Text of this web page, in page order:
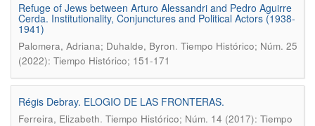
Refuge of Jews between Arturo Alessandri and Pedro Aguirre
Cerda. Institutionality, Conjunctures and Political Actors (1938-
1941)
Palomera, Adriana; Duhalde, Byron. Tiempo Histórico; Núm. 25
(2022): Tiempo Histórico; 151-171
Régis Debray. ELOGIO DE LAS FRONTERAS.
Ferreira, Elizabeth. Tiempo Histórico; Núm. 14 (2017): Tiempo